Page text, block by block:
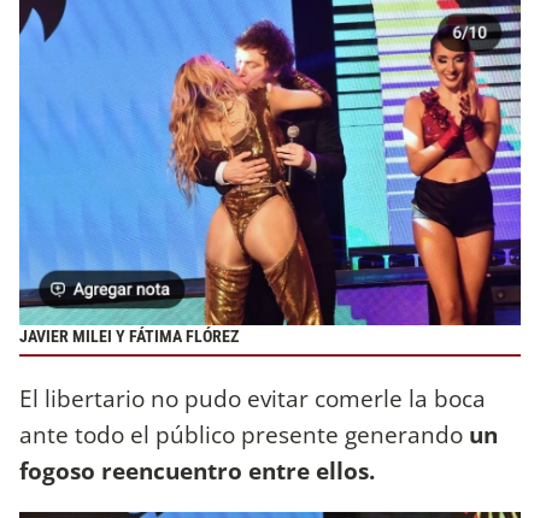
JAVIER MILEI Y FÁTIMA FLÓREZ
El libertario no pudo evitar comerle la boca
ante todo el público presente generando un
fogoso reencuentro entre ellos.